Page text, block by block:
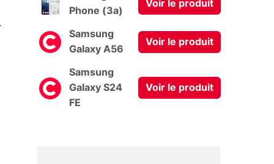
Phone (3a)
Voir le produit
Samsung
Galaxy A56
Voir le produit
Samsung
Galaxy S24
FE
Voir le produit